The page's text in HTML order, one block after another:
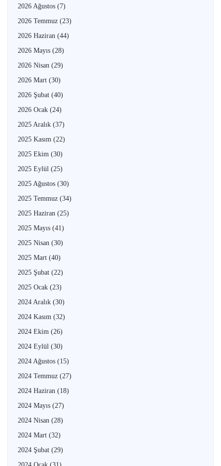
2026 Ağustos (7)
2026 Temmuz (23)
2026 Haziran (44)
2026 Mayıs (28)
2026 Nisan (29)
2026 Mart (30)
2026 Şubat (40)
2026 Ocak (24)
2025 Aralık (37)
2025 Kasım (22)
2025 Ekim (30)
2025 Eylül (25)
2025 Ağustos (30)
2025 Temmuz (34)
2025 Haziran (25)
2025 Mayıs (41)
2025 Nisan (30)
2025 Mart (40)
2025 Şubat (22)
2025 Ocak (23)
2024 Aralık (30)
2024 Kasım (32)
2024 Ekim (26)
2024 Eylül (30)
2024 Ağustos (15)
2024 Temmuz (27)
2024 Haziran (18)
2024 Mayıs (27)
2024 Nisan (28)
2024 Mart (32)
2024 Şubat (29)